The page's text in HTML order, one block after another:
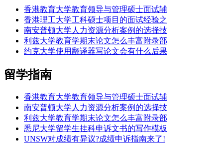
香港教育大学教育领导与管理硕士面试辅
香港理工大学工科硕士项目的面试经验之
南安普顿大学人力资源分析案例的选择技
利兹大学教育学期末论文怎么丰富附录部
约克大学使用翻译器写论文会有什么后果
留学指南
香港教育大学教育领导与管理硕士面试辅
南安普顿大学人力资源分析案例的选择技
利兹大学教育学期末论文怎么丰富附录部
悉尼大学留学生挂科申诉文书的写作模板
UNSW对成绩有异议?成绩申诉指南来了!